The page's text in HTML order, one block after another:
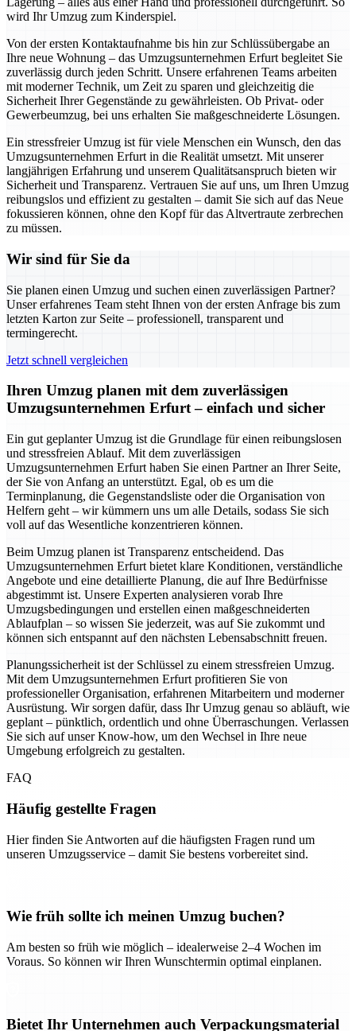
wird Ihr Umzug zum Kinderspiel.
Von der ersten Kontaktaufnahme bis hin zur Schlüssübergabe an
Ihre neue Wohnung – das Umzugsunternehmen Erfurt begleitet Sie
zuverlässig durch jeden Schritt. Unsere erfahrenen Teams arbeiten
mit moderner Technik, um Zeit zu sparen und gleichzeitig die
Sicherheit Ihrer Gegenstände zu gewährleisten. Ob Privat- oder
Gewerbeumzug, bei uns erhalten Sie maßgeschneiderte Lösungen.
Ein stressfreier Umzug ist für viele Menschen ein Wunsch, den das
Umzugsunternehmen Erfurt in die Realität umsetzt. Mit unserer
langjährigen Erfahrung und unserem Qualitätsanspruch bieten wir
Sicherheit und Transparenz. Vertrauen Sie auf uns, um Ihren Umzug
reibungslos und effizient zu gestalten – damit Sie sich auf das Neue
fokussieren können, ohne den Kopf für das Altvertraute zerbrechen
zu müssen.
Wir sind für Sie da
Sie planen einen Umzug und suchen einen zuverlässigen Partner?
Unser erfahrenes Team steht Ihnen von der ersten Anfrage bis zum
letzten Karton zur Seite – professionell, transparent und
termingerecht.
Jetzt schnell vergleichen
Ihren Umzug planen mit dem zuverlässigen
Umzugsunternehmen Erfurt – einfach und sicher
Ein gut geplanter Umzug ist die Grundlage für einen reibungslosen
und stressfreien Ablauf. Mit dem zuverlässigen
Umzugsunternehmen Erfurt haben Sie einen Partner an Ihrer Seite,
der Sie von Anfang an unterstützt. Egal, ob es um die
Terminplanung, die Gegenstandsliste oder die Organisation von
Helfern geht – wir kümmern uns um alle Details, sodass Sie sich
voll auf das Wesentliche konzentrieren können.
Beim Umzug planen ist Transparenz entscheidend. Das
Umzugsunternehmen Erfurt bietet klare Konditionen, verständliche
Angebote und eine detaillierte Planung, die auf Ihre Bedürfnisse
abgestimmt ist. Unsere Experten analysieren vorab Ihre
Umzugsbedingungen und erstellen einen maßgeschneiderten
Ablaufplan – so wissen Sie jederzeit, was auf Sie zukommt und
können sich entspannt auf den nächsten Lebensabschnitt freuen.
Planungssicherheit ist der Schlüssel zu einem stressfreien Umzug.
Mit dem Umzugsunternehmen Erfurt profitieren Sie von
professioneller Organisation, erfahrenen Mitarbeitern und moderner
Ausrüstung. Wir sorgen dafür, dass Ihr Umzug genau so abläuft, wie
geplant – pünktlich, ordentlich und ohne Überraschungen. Verlassen
Sie sich auf unser Know-how, um den Wechsel in Ihre neue
Umgebung erfolgreich zu gestalten.
FAQ
Häufig gestellte Fragen
Hier finden Sie Antworten auf die häufigsten Fragen rund um
unseren Umzugsservice – damit Sie bestens vorbereitet sind.
Wie früh sollte ich meinen Umzug buchen?
Am besten so früh wie möglich – idealerweise 2–4 Wochen im
Voraus. So können wir Ihren Wunschtermin optimal einplanen.
Bietet Ihr Unternehmen auch Verpackungsmaterial